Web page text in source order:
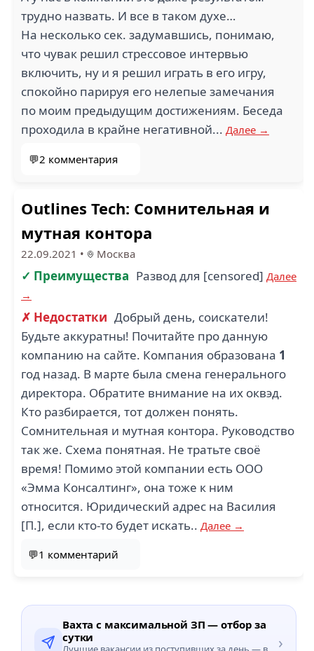
трудно назвать. И все в таком духе…
На несколько сек. задумавшись, понимаю,
что чувак решил стрессовое интервью
включить, ну и я решил играть в его игру,
спокойно парируя его нелепые замечания
по моим предыдущим достижениям. Беседа
проходила в крайне негативной... Далее →
💬2 комментария
Outlines Tech: Сомнительная и
мутная контора
22.09.2021 • Москва
✓ Преимущества Развод для [censored] Далее
→
✗ Недостатки Добрый день, соискатели!
Будьте аккуратны! Почитайте про данную
компанию на сайте. Компания образована 1
год назад. В марте была смена генерального
директора. Обратите внимание на их оквэд.
Кто разбирается, тот должен понять.
Сомнительная и мутная контора. Руководство
так же. Схема понятная. Не тратьте своё
время! Помимо этой компании есть ООО
«Эмма Консалтинг», она тоже к ним
относится. Юридический адрес на Василия
[П.], если кто-то будет искать.. Далее →
💬1 комментарий
Вахта с максимальной ЗП — отбор за
сутки
›